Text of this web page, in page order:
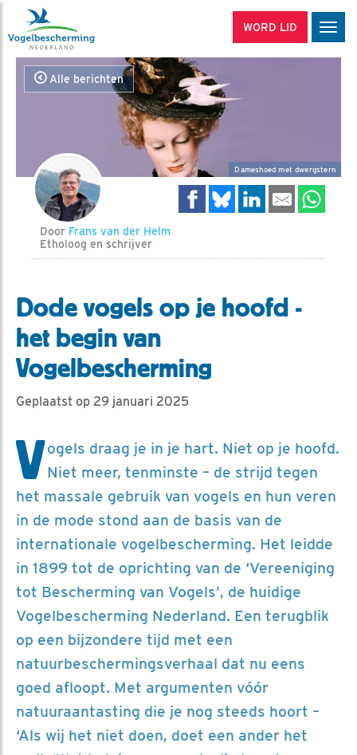
WORD LID
Alle berichten
Dameshoed met dwergstern
Door Frans van der Helm
Etholoog en schrijver
Dode vogels op je hoofd -
het begin van
Vogelbescherming
Geplaatst op 29 januari 2025
Vogels draag je in je hart. Niet op je hoofd.
Niet meer, tenminste – de strijd tegen
het massale gebruik van vogels en hun veren
in de mode stond aan de basis van de
internationale vogelbescherming. Het leidde
in 1899 tot de oprichting van de ‘Vereeniging
tot Bescherming van Vogels’, de huidige
Vogelbescherming Nederland. Een terugblik
op een bijzondere tijd met een
natuurbeschermingsverhaal dat nu eens
goed afloopt. Met argumenten vóór
natuuraantasting die je nog steeds hoort –
‘Als wij het niet doen, doet een ander het